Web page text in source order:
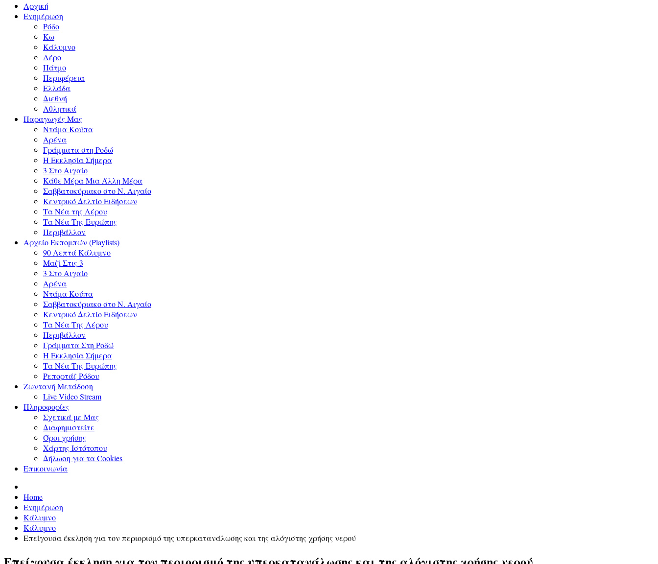
Αρχική
Ενημέρωση
Ρόδο
Κω
Κάλυμνο
Λέρο
Πάτμο
Περιφέρεια
Ελλάδα
Διεθνή
Αθλητικά
Παραγωγές Μας
Ντάμα Κούπα
Αρένα
Γράμματα στη Ροδώ
Η Εκκλησία Σήμερα
3 Στο Αιγαίο
Κάθε Μέρα Μια Άλλη Μέρα
Σαββατοκύριακο στο Ν. Αιγαίο
Κεντρικό Δελτίο Ειδήσεων
Τα Νέα της Λέρου
Τα Νέα Της Ευρώπης
Περιβάλλον
Αρχείο Εκπομπών (Playlists)
90 Λεπτά Κάλυμνο
Μαζί Στις 3
3 Στο Αιγαίο
Αρένα
Ντάμα Κούπα
Σαββατοκύριακο στο Ν. Αιγαίο
Κεντρικό Δελτίο Ειδήσεων
Τα Νέα Της Λέρου
Περιβάλλον
Γράμματα Στη Ροδώ
Η Εκκλησία Σήμερα
Τα Νέα Της Ευρώπης
Ρεπορτάζ Ρόδου
Ζωντανή Μετάδοση
Live Video Stream
Πληροφορίες
Σχετικά με Μας
Διαφημιστείτε
Όροι χρήσης
Χάρτης Ιστότοπου
Δήλωση για τα Cookies
Επικοινωνία
Home
Ενημέρωση
Κάλυμνο
Κάλυμνο
Επείγουσα έκκληση για τον περιορισμό της υπερκατανάλωσης και της αλόγιστης χρήσης νερού